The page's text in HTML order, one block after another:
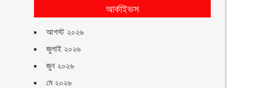
আর্কাইভস
আগস্ট ২০২৬
জুলাই ২০২৬
জুন ২০২৬
মে ২০২৬